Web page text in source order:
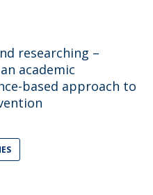
researching –
academic
based approach to